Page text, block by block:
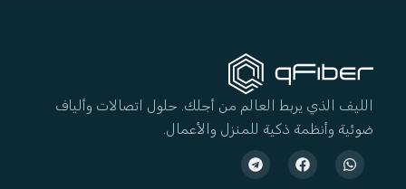
الليف الذي يربط العالم من أجلك. حلول اتصالات وألياف
ضوئية وأنظمة ذكية للمنزل والأعمال.